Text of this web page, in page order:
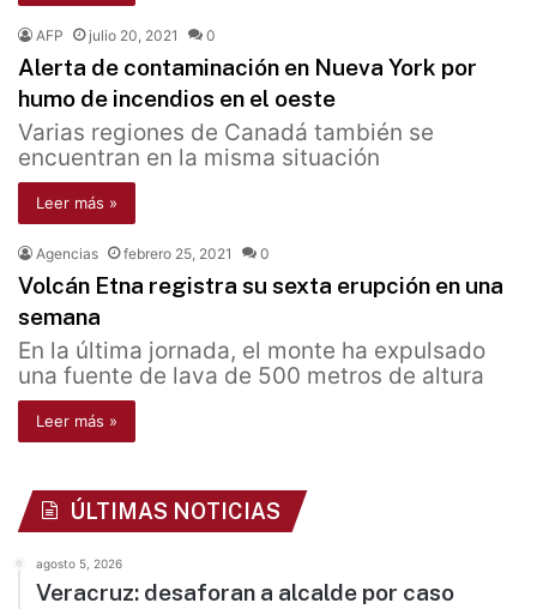
AFP julio 20, 2021 0
Alerta de contaminación en Nueva York por
humo de incendios en el oeste
Varias regiones de Canadá también se
encuentran en la misma situación
Leer más »
Agencias febrero 25, 2021 0
Volcán Etna registra su sexta erupción en una
semana
En la última jornada, el monte ha expulsado
una fuente de lava de 500 metros de altura
Leer más »
ÚLTIMAS NOTICIAS
agosto 5, 2026
Veracruz: desaforan a alcalde por caso